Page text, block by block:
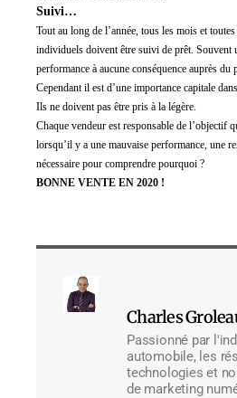
Suivi…
Tout au long de l’année, tous les mois et
individuels doivent être suivi de prêt. Souvent
performance à aucune conséquence auprès du
Cependant il est d’une importance capitale
Ils ne doivent pas être pris à la légère.
Chaque vendeur est responsable de l’objectif
lorsqu’il y a une mauvaise performance, une
nécessaire pour comprendre pourquoi ?
BONNE VENTE EN 2020 !
Charles
Passionné par
automobile, les
technologies et
de marketing